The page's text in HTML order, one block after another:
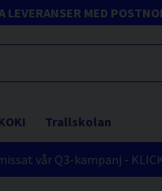
LEVERANSER MED
Trallskolan
vår Q3-kampanj -